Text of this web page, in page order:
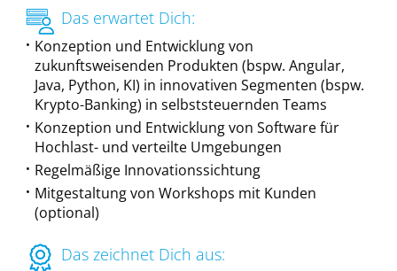
Das erwartet Dich:
Konzeption und Entwicklung von
zukunftsweisenden Produkten (bspw. Angular,
Java, Python, KI) in innovativen Segmenten (bspw.
Krypto-Banking) in selbststeuernden Teams
Konzeption und Entwicklung von Software für
Hochlast- und verteilte Umgebungen
Regelmäßige Innovationssichtung
Mitgestaltung von Workshops mit Kunden
(optional)
Das zeichnet Dich aus: